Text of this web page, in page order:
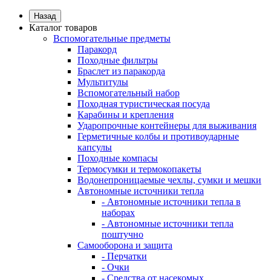
Назад
Каталог товаров
Вспомогательные предметы
Паракорд
Походные фильтры
Браслет из паракорда
Мультитулы
Вспомогательный набор
Походная туристическая посуда
Карабины и крепления
Ударопрочные контейнеры для выживания
Герметичные колбы и противоударные
капсулы
Походные компасы
Термосумки и термокопакеты
Водонепроницаемые чехлы, сумки и мешки
Автономные источники тепла
- Автономные источники тепла в
наборах
- Автономные источники тепла
поштучно
Самооборона и защита
- Перчатки
- Очки
- Средства от насекомых